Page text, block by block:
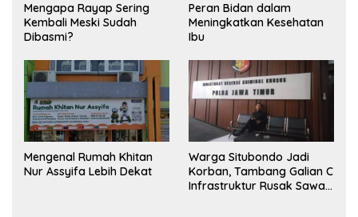
Mengapa Rayap Sering
Kembali Meski Sudah
Dibasmi?
Peran Bidan dalam
Meningkatkan Kesehatan
Ibu
Mengenal Rumah Khitan
Nur Assyifa Lebih Dekat
Warga Situbondo Jadi
Korban, Tambang Galian C
Infrastruktur Rusak Sawah